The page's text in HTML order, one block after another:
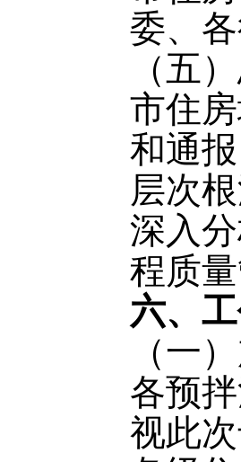
委、
（五
市住
和通
层次
深入
程质
六、
（一
各预
视此